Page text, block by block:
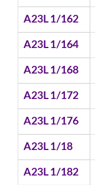
A23L 1/162
A23L 1/164
A23L 1/168
A23L 1/172
A23L 1/176
A23L 1/18
A23L 1/182